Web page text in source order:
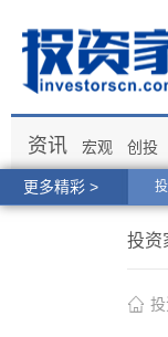
更多精彩 >
资讯 宏观 创投
投资